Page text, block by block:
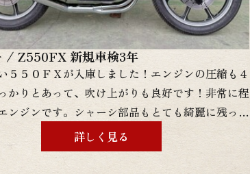
/ Z550FX 新規車検3年
５５０ＦＸが入庫しました！エンジンの圧縮も４
かりとあって、吹け上がりも良好です！非常に程
ンジンです。シャーシ部品もとても綺麗に残って
もリペイントされて間もないので綺麗な状態で
用込みの金額で、２４ヶ月点検費用、登録費用も
詳しく見る